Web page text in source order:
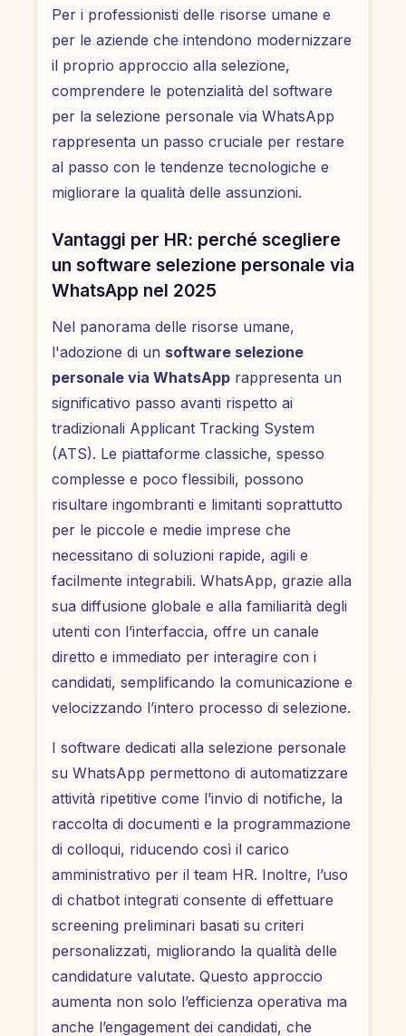
Per i professionisti delle risorse umane e
per le aziende che intendono modernizzare
il proprio approccio alla selezione,
comprendere le potenzialità del software
per la selezione personale via WhatsApp
rappresenta un passo cruciale per restare
al passo con le tendenze tecnologiche e
migliorare la qualità delle assunzioni.
Vantaggi per HR: perché scegliere
un software selezione personale via
WhatsApp nel 2025
Nel panorama delle risorse umane,
l'adozione di un software selezione
personale via WhatsApp rappresenta un
significativo passo avanti rispetto ai
tradizionali Applicant Tracking System
(ATS). Le piattaforme classiche, spesso
complesse e poco flessibili, possono
risultare ingombranti e limitanti soprattutto
per le piccole e medie imprese che
necessitano di soluzioni rapide, agili e
facilmente integrabili. WhatsApp, grazie alla
sua diffusione globale e alla familiarità degli
utenti con l’interfaccia, offre un canale
diretto e immediato per interagire con i
candidati, semplificando la comunicazione e
velocizzando l’intero processo di selezione.
I software dedicati alla selezione personale
su WhatsApp permettono di automatizzare
attività ripetitive come l’invio di notifiche, la
raccolta di documenti e la programmazione
di colloqui, riducendo così il carico
amministrativo per il team HR. Inoltre, l’uso
di chatbot integrati consente di effettuare
screening preliminari basati su criteri
personalizzati, migliorando la qualità delle
candidature valutate. Questo approccio
aumenta non solo l’efficienza operativa ma
anche l’engagement dei candidati, che